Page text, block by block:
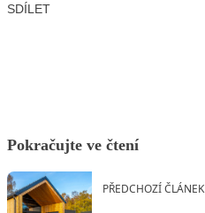
SDÍLET
Pokračujte ve čtení
PŘEDCHOZÍ ČLÁNEK